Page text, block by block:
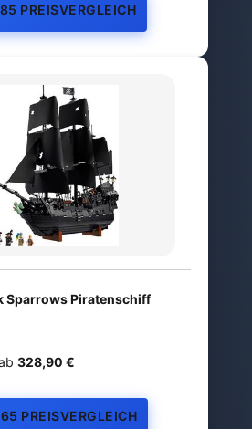
PREISVERGLEICH
Sparrows Piratenschiff
328,90 €
PREISVERGLEICH